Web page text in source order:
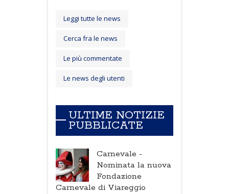
Leggi tutte le news
Cerca fra le news
Le più commentate
Le news degli utenti
ULTIME NOTIZIE
PUBBLICATE
Carnevale -
Nominata la nuova
Fondazione
Carnevale di Viareggio